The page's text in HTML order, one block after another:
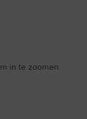
in te zoomen